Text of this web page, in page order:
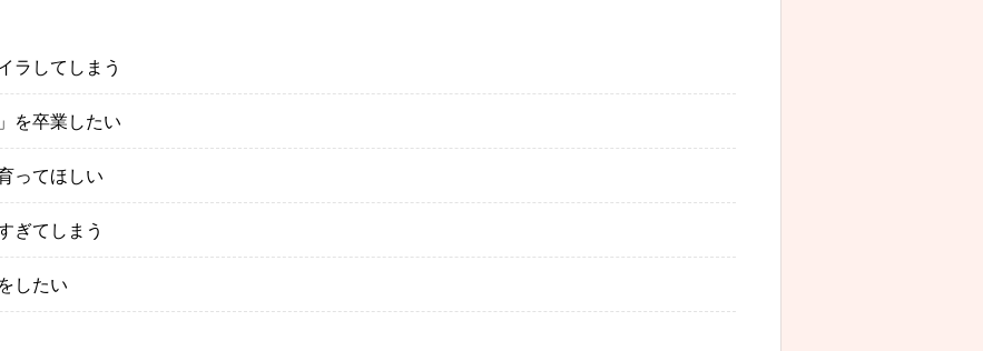
ラしてしまう
を卒業したい
ってほしい
ぎてしまう
したい